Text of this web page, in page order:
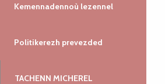
Kemennadennoù lezennel
Politikerezh prevezded
TACHENN MICHEREL